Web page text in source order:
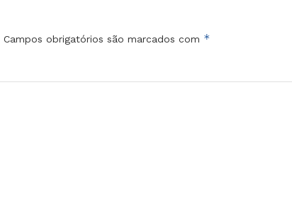
Campos obrigatórios são marcados com *